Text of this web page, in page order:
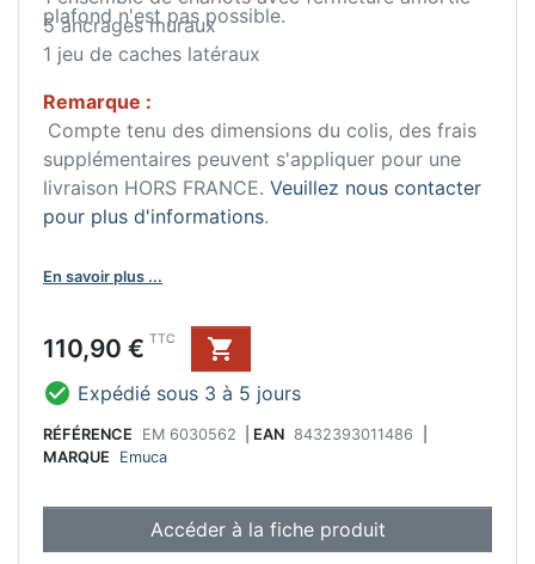
plafond n'est pas possible.
5 ancrages muraux
1 jeu de caches latéraux
Remarque :
Compte tenu des dimensions du colis, des frais
supplémentaires peuvent s'appliquer pour une
livraison HORS FRANCE. Veuillez nous contacter
pour plus d'informations.
En savoir plus ...
Prix
110,90 € TTC

 Expédié sous 3 à 5 jours
RÉFÉRENCE EM 6030562 EAN 8432393011486
MARQUE
Emuca
Accéder à la fiche produit